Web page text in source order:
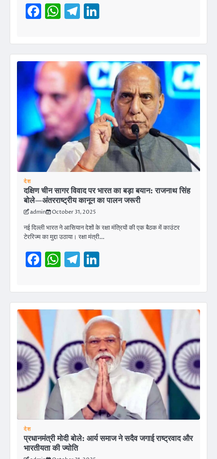
Facebook
WhatsApp
Telegram
देश
दक्षिण चीन सागर विवाद पर भारत का बड़ा बयान: राजनाथ सिंह
बोले—अंतरराष्ट्रीय कानून का पालन जरूरी
admin October 31, 2025
नई दिल्ली भारत ने आसियान देशों के रक्षा मंत्रियों की एक बैठक में काउंटर
टेररिज्म का मुद्दा उठाया। रक्षा मंत्री…
Facebook
WhatsApp
Telegram
देश
प्रधानमंत्री मोदी बोले: आर्य समाज ने सदैव जगाई राष्ट्रवाद और
भारतीयता की ज्योति